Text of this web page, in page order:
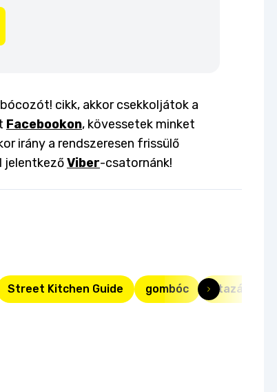
cikk, akkor csekkoljátok a
Facebookon, kövessetek minket
irány a rendszeresen frissülő
jelentkezőViber-csatornánk!
Street Kitchen Guide gombóc utazás